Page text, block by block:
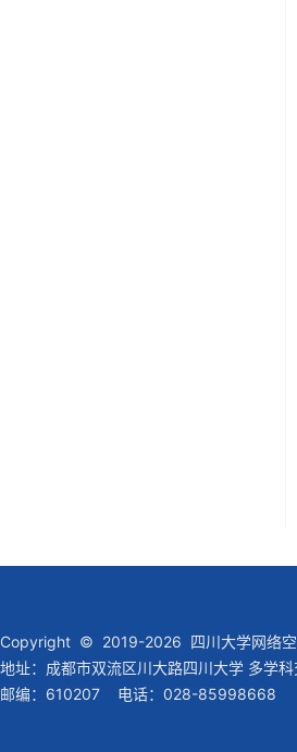
Copyright © 2019-2026 四川大学网络空
地址：成都市双流区川大路四川大学 多学
邮编：610207 电话：028-85998668